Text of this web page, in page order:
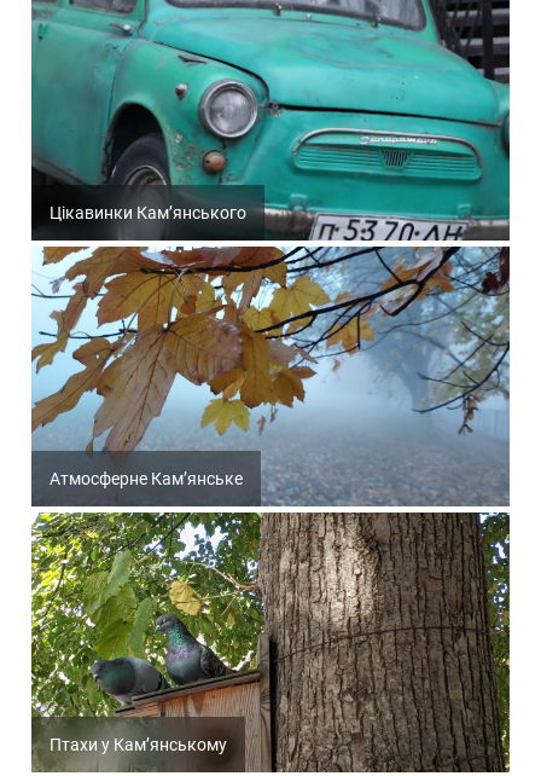
Цікавинки Кам’янського
Атмосферне Кам’янське
Птахи у Кам’янському